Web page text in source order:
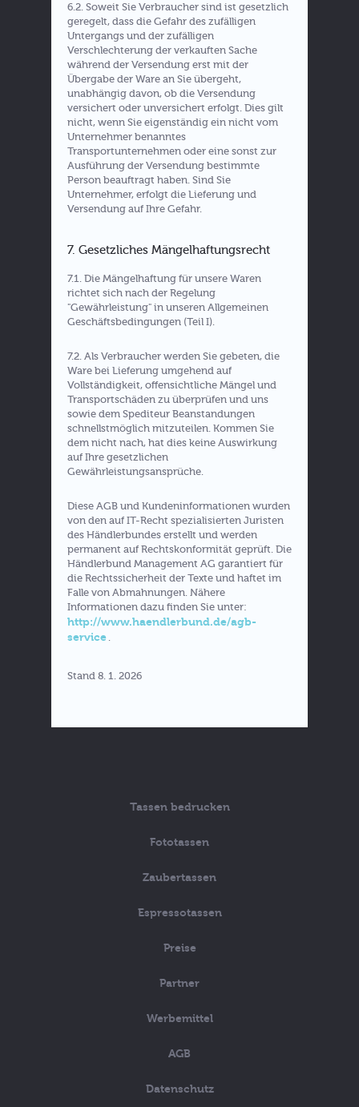
6.2. Soweit Sie Verbraucher sind ist gesetzlich
geregelt, dass die Gefahr des zufälligen
Untergangs und der zufälligen
Verschlechterung der verkauften Sache
während der Versendung erst mit der
Übergabe der Ware an Sie übergeht,
unabhängig davon, ob die Versendung
versichert oder unversichert erfolgt. Dies gilt
nicht, wenn Sie eigenständig ein nicht vom
Unternehmer benanntes
Transportunternehmen oder eine sonst zur
Ausführung der Versendung bestimmte
Person beauftragt haben. Sind Sie
Unternehmer, erfolgt die Lieferung und
Versendung auf Ihre Gefahr.
7. Gesetzliches Mängelhaftungsrecht
7.1. Die Mängelhaftung für unsere Waren
richtet sich nach der Regelung
"Gewährleistung" in unseren Allgemeinen
Geschäftsbedingungen (Teil I).
7.2. Als Verbraucher werden Sie gebeten, die
Ware bei Lieferung umgehend auf
Vollständigkeit, offensichtliche Mängel und
Transportschäden zu überprüfen und uns
sowie dem Spediteur Beanstandungen
schnellstmöglich mitzuteilen. Kommen Sie
dem nicht nach, hat dies keine Auswirkung
auf Ihre gesetzlichen
Gewährleistungsansprüche.
Diese AGB und Kundeninformationen wurden
von den auf IT-Recht spezialisierten Juristen
des Händlerbundes erstellt und werden
permanent auf Rechtskonformität geprüft. Die
Händlerbund Management AG garantiert für
die Rechtssicherheit der Texte und haftet im
Falle von Abmahnungen. Nähere
Informationen dazu finden Sie unter:
http://www.haendlerbund.de/agb-
service .
Stand 8. 1. 2026
Tassen bedrucken
Fototassen
Zaubertassen
Espressotassen
Preise
Partner
Werbemittel
AGB
Datenschutz